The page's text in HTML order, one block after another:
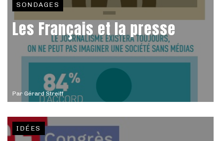
Par Gérard Streiff
SONDAGES
Les Français et la presse
IDÉES